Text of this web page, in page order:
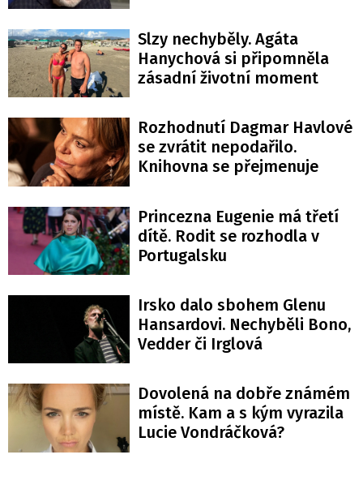
Slzy nechyběly. Agáta
Hanychová si připomněla
zásadní životní moment
Rozhodnutí Dagmar Havlové
se zvrátit nepodařilo.
Knihovna se přejmenuje
Princezna Eugenie má třetí
dítě. Rodit se rozhodla v
Portugalsku
Irsko dalo sbohem Glenu
Hansardovi. Nechyběli Bono,
Vedder či Irglová
Dovolená na dobře známém
místě. Kam a s kým vyrazila
Lucie Vondráčková?